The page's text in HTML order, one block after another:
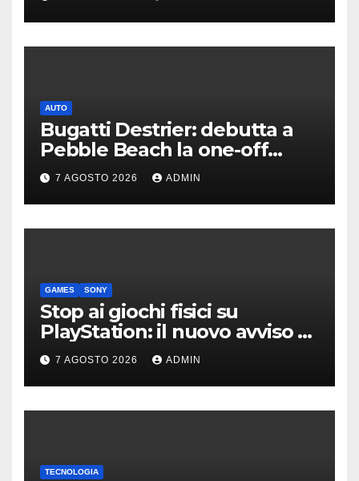
AUTO
Bugatti Destrier: debutta a
Pebble Beach la one-off
derivata dalla Bolide
7 AGOSTO 2026 ADMIN
GAMES SONY
Stop ai giochi fisici su
PlayStation: il nuovo avviso di
Sony è l’ennesima conferma
7 AGOSTO 2026 ADMIN
TECNOLOGIA